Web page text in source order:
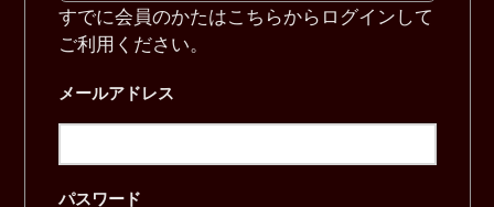
すでに会員のかたはこちらからログインして
ご利用ください。
メールアドレス
パスワード